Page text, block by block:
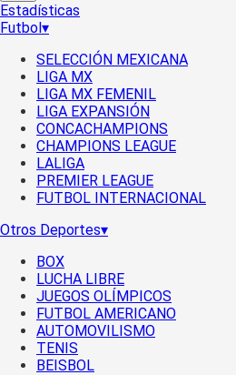
Estadísticas
Futbol▾
SELECCIÓN MEXICANA
LIGA MX
LIGA MX FEMENIL
LIGA EXPANSIÓN
CONCACHAMPIONS
CHAMPIONS LEAGUE
LALIGA
PREMIER LEAGUE
FUTBOL INTERNACIONAL
Otros Deportes▾
BOX
LUCHA LIBRE
JUEGOS OLÍMPICOS
FUTBOL AMERICANO
AUTOMOVILISMO
TENIS
BEISBOL